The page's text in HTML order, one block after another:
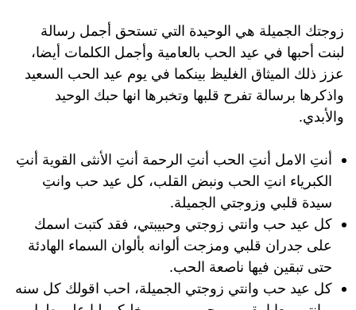
زوجتك الجميلة هي الوحيدة التي تستحق أجمل رسالة
لبنت أحبها في عيد الحب بالعامية وأجمل الكلمات أيضا،
عزز ذلك الميثاق الغليظ بينكما في يوم عيد الحب السعيد
واذكرها برسالة تفرح قلبها وتخبرها انها حبك الوحيد
والأبدي.
أنتِ الامل أنتِ الحب أنتِ الرحمة أنتِ الأنثى القوية أنتِ
الكبرياء انتِ الحب ونبض القلب، كل عيد حب وانتِ
سيدة قلبي وزوجتي الجميلة.
كل عيد حب وانتي زوجتي وحبيبتي، فقد كتبت اسمك
على جدران قلبي ومزجت ألوانه بألوان السماء الهادئة
حتى تبقين فيها ناصعة الحب.
كل عيد حب وانتي زوجتي الجميلة، احب اقولك كل سنه